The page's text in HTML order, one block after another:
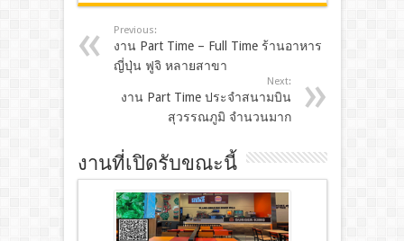
Previous:
งาน Part Time – Full Time ร้านอาหาร
ญี่ปุ่น ฟูจิ หลายสาขา
Next:
งาน Part Time ประจำสนามบิน
สุวรรณภูมิ จำนวนมาก
งานที่เปิดรับขณะนี้